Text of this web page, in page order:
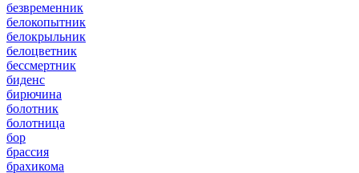
безвременник
белокопытник
белокрыльник
белоцветник
бессмертник
биденс
бирючина
болотник
болотница
бор
брассия
брахикома